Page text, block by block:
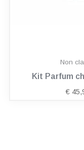
Non
Kit Parfum
€